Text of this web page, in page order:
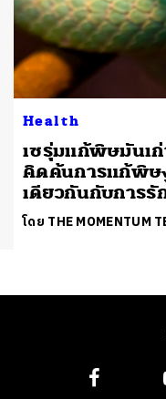
Health
เซรุ่มแก้พิษมันเ
คิดค้นการแก้พิษ
เดียวกันกับการรั
โดย THE MOMENTUM